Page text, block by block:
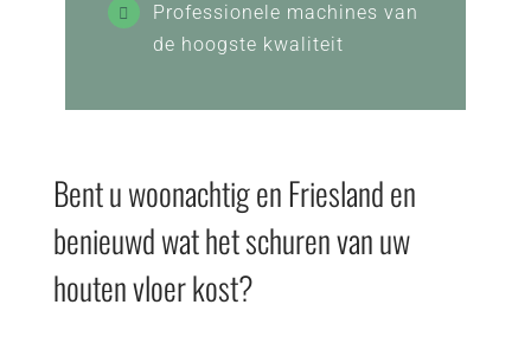
Professionele machines van
de hoogste kwaliteit
Bent u woonachtig en Friesland en
benieuwd wat het schuren van uw
houten vloer kost?